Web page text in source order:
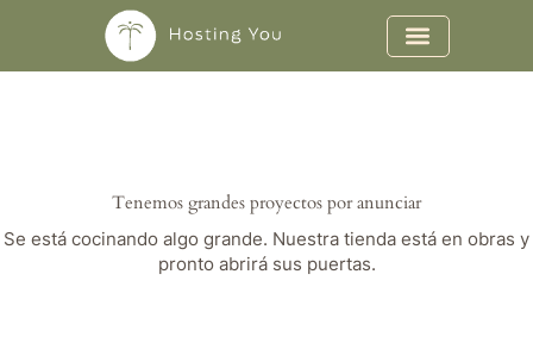
Tenemos grandes proyectos por anunciar
Se está cocinando algo grande. Nuestra tienda está en obras y
pronto abrirá sus puertas.